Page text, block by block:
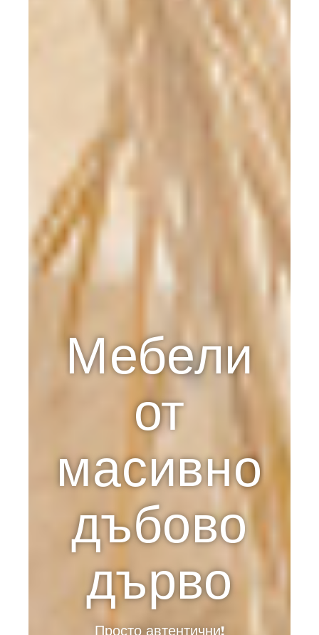
Мебели
от
масивно
дъбово
дърво
Просто автентични!